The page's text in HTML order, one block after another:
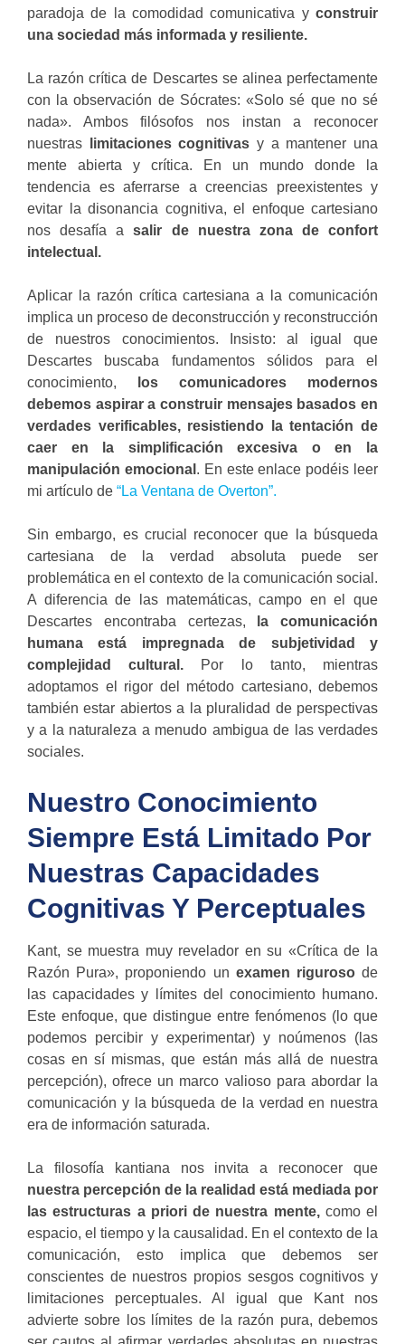
paradoja de la comodidad comunicativa y construir
una sociedad más informada y resiliente.
La razón crítica de Descartes se alinea perfectamente
con la observación de Sócrates: «Solo sé que no sé
nada». Ambos filósofos nos instan a reconocer
nuestras
limitaciones cognitivas y a mantener una
mente abierta y crítica. En un mundo donde la
tendencia es aferrarse a creencias preexistentes y
evitar la disonancia cognitiva, el enfoque cartesiano
nos desafía asalir de nuestra zona de confort
intelectual.
Aplicar la razón crítica cartesiana a la comunicación
implica un proceso de deconstrucción y reconstrucción
de nuestros conocimientos. Insisto: al igual que
Descartes buscaba fundamentos sólidos para el
conocimiento,
los comunicadores modernos
debemos aspirar a construir mensajes basados en
verdades verificables, resistiendo la tentación de
caer en la simplificación excesiva o en la
manipulación emocional . En este enlace podéis leer
mi artículo de “La Ventana de Overton”.
Sin embargo, es crucial reconocer que la búsqueda
cartesiana de la verdad absoluta puede ser
problemática en el contexto de la comunicación social.
A diferencia de las matemáticas, campo en el que
Descartes encontraba certezas,
la comunicación
humana está impregnada de subjetividad y
complejidad cultural. Por lo tanto, mientras
adoptamos el rigor del método cartesiano, debemos
también estar abiertos a la pluralidad de perspectivas
y a la naturaleza a menudo ambigua de las verdades
sociales.
Nuestro Conocimiento
Siempre Está Limitado Por
Nuestras Capacidades
Cognitivas Y Perceptuales
Kant, se muestra muy revelador en su «Crítica de la
Razón Pura», proponiendo un examen rigurosode
las capacidades y límites del conocimiento humano.
Este enfoque, que distingue entre fenómenos (lo que
podemos percibir y experimentar) y noúmenos (las
cosas en sí mismas, que están más allá de nuestra
percepción), ofrece un marco valioso para abordar la
comunicación y la búsqueda de la verdad en nuestra
era de información saturada.
La filosofía kantiana nos invita a reconocer que
nuestra percepción de la realidad está mediada por
las estructuras a priori de nuestra mente,como el
espacio, el tiempo y la causalidad. En el contexto de la
comunicación, esto implica que debemos ser
conscientes de nuestros propios sesgos cognitivos y
limitaciones perceptuales. Al igual que Kant nos
advierte sobre los límites de la razón pura, debemos